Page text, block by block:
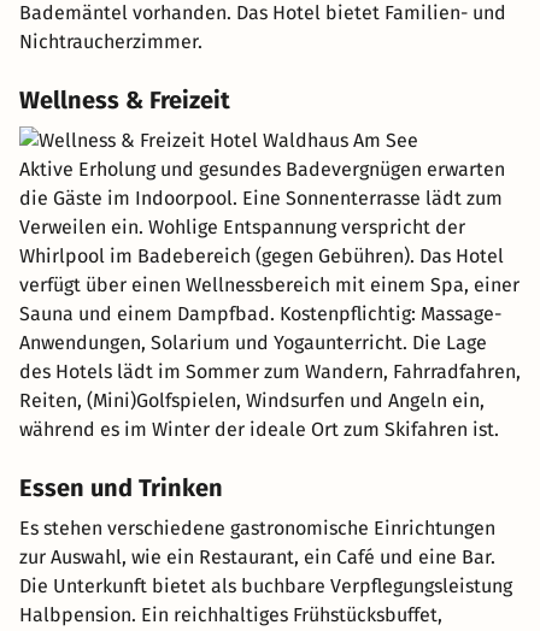
Bademäntel vorhanden. Das Hotel bietet Familien- und
Nichtraucherzimmer.
Wellness & Freizeit
Aktive Erholung und gesundes Badevergnügen erwarten
die Gäste im Indoorpool. Eine Sonnenterrasse lädt zum
Verweilen ein. Wohlige Entspannung verspricht der
Whirlpool im Badebereich (gegen Gebühren). Das Hotel
verfügt über einen Wellnessbereich mit einem Spa, einer
Sauna und einem Dampfbad. Kostenpflichtig: Massage-
Anwendungen, Solarium und Yogaunterricht. Die Lage
des Hotels lädt im Sommer zum Wandern, Fahrradfahren,
Reiten, (Mini)Golfspielen, Windsurfen und Angeln ein,
während es im Winter der ideale Ort zum Skifahren ist.
Essen und Trinken
Es stehen verschiedene gastronomische Einrichtungen
zur Auswahl, wie ein Restaurant, ein Café und eine Bar.
Die Unterkunft bietet als buchbare Verpflegungsleistung
Halbpension. Ein reichhaltiges Frühstücksbuffet,